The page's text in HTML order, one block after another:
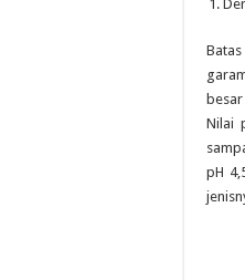
Nilai
pH